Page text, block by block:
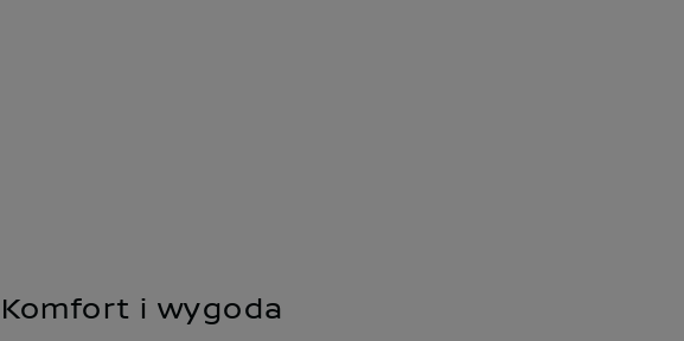
Komfort i wygoda